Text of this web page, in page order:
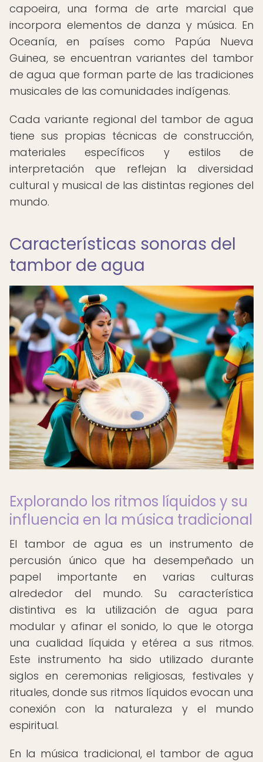
capoeira, una forma de arte marcial que
incorpora elementos de danza y música. En
Oceanía, en países como Papúa Nueva
Guinea, se encuentran variantes del tambor
de agua que forman parte de las tradiciones
musicales de las comunidades indígenas.
Cada variante regional del tambor de agua
tiene sus propias técnicas de construcción,
materiales específicos y estilos de
interpretación que reflejan la diversidad
cultural y musical de las distintas regiones del
mundo.
Características sonoras del
tambor de agua
Explorando los ritmos líquidos y su
influencia en la música tradicional
El tambor de agua es un instrumento de
percusión único que ha desempeñado un
papel importante en varias culturas
alrededor del mundo. Su característica
distintiva es la utilización de agua para
modular y afinar el sonido, lo que le otorga
una cualidad líquida y etérea a sus ritmos.
Este instrumento ha sido utilizado durante
siglos en ceremonias religiosas, festivales y
rituales, donde sus ritmos líquidos evocan una
conexión con la naturaleza y el mundo
espiritual.
En la música tradicional, el tambor de agua